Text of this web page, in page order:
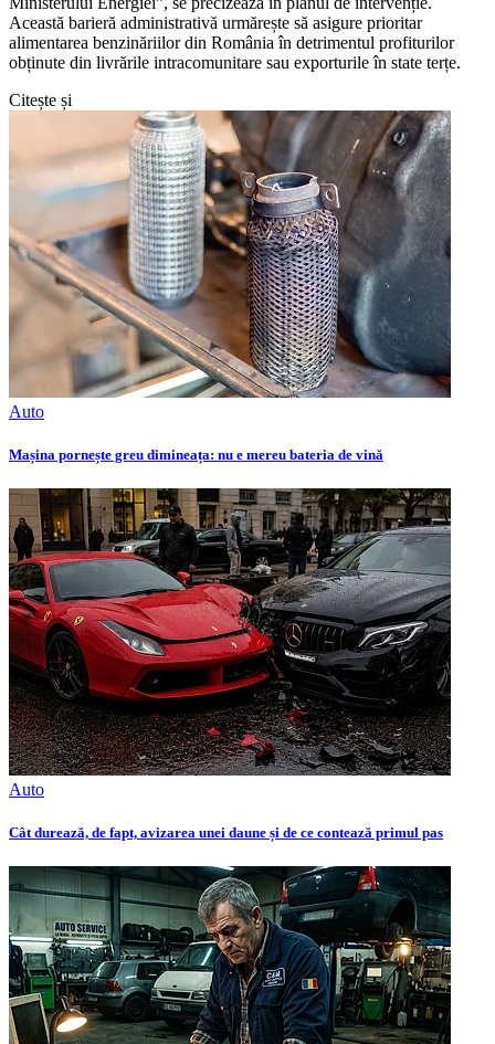
Această barieră administrativă urmărește să asigure prioritar
alimentarea benzinăriilor din România în detrimentul profiturilor
obținute din livrările intracomunitare sau exporturile în state terțe.
Citește și
Auto
Mașina pornește greu dimineața: nu e mereu bateria de vină
Auto
Cât durează, de fapt, avizarea unei daune și de ce contează primul pas